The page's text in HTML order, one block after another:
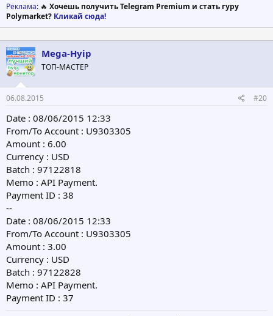
Реклама: 🔥 Хочешь получить Telegram Premium и стать гуру
Polymarket? Кликай сюда!
Mega-Hyip
ТОП-МАСТЕР
06.08.2015 #20
Date : 08/06/2015 12:33
From/To Account : U9303305
Amount : 6.00
Currency : USD
Batch : 97122818
Memo : API Payment.
Payment ID : 38
--
Date : 08/06/2015 12:33
From/To Account : U9303305
Amount : 3.00
Currency : USD
Batch : 97122828
Memo : API Payment.
Payment ID : 37